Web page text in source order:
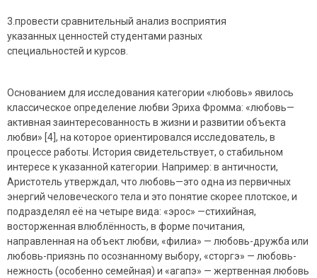
3.провести сравнительный анализ восприятия
указанных ценностей студентами разных
специальностей и курсов.
Основанием для исследования категории «любовь» явилось
классическое определение любви Эриха Фромма: «любовь—
активная заинтересованность в жизни и развитии объекта
любви» [4], на которое ориентировался исследователь, в
процессе работы. История свидетельствует, о стабильном
интересе к указанной категории. Например: в античности,
Аристотель утверждал, что любовь—это одна из первичных
энергий человеческого тела и это понятие скорее плотское, и
подразделял её на четыре вида: «эрос» —стихийная,
восторженная влюблённость, в форме почитания,
направленная на объект любви, «филиа» — любовь-дружба или
любовь-приязнь по осознанному выбору, «сторгэ» — любовь-
нежность (особенно семейная) и «агапэ» — жертвенная любовь